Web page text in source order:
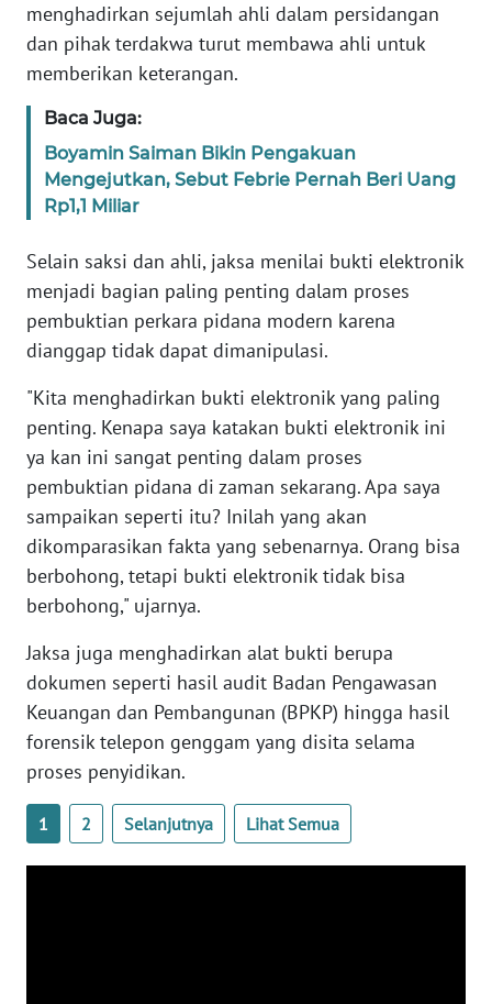
menghadirkan sejumlah ahli dalam persidangan
dan pihak terdakwa turut membawa ahli untuk
memberikan keterangan.
Baca Juga:
Boyamin Saiman Bikin Pengakuan
Mengejutkan, Sebut Febrie Pernah Beri Uang
Rp1,1 Miliar
Selain saksi dan ahli, jaksa menilai bukti elektronik
menjadi bagian paling penting dalam proses
pembuktian perkara pidana modern karena
dianggap tidak dapat dimanipulasi.
"Kita menghadirkan bukti elektronik yang paling
penting. Kenapa saya katakan bukti elektronik ini
ya kan ini sangat penting dalam proses
pembuktian pidana di zaman sekarang. Apa saya
sampaikan seperti itu? Inilah yang akan
dikomparasikan fakta yang sebenarnya. Orang bisa
berbohong, tetapi bukti elektronik tidak bisa
berbohong," ujarnya.
Jaksa juga menghadirkan alat bukti berupa
dokumen seperti hasil audit Badan Pengawasan
Keuangan dan Pembangunan (BPKP) hingga hasil
forensik telepon genggam yang disita selama
proses penyidikan.
1 2 Selanjutnya Lihat Semua
WN
BANTEN
WN
NTT
WN
KEPRI
WN
PAPUA
WN
BARAT
WN
RIAU
WN
SERAMBI
JAMBI
WN
SULTRA
NTB